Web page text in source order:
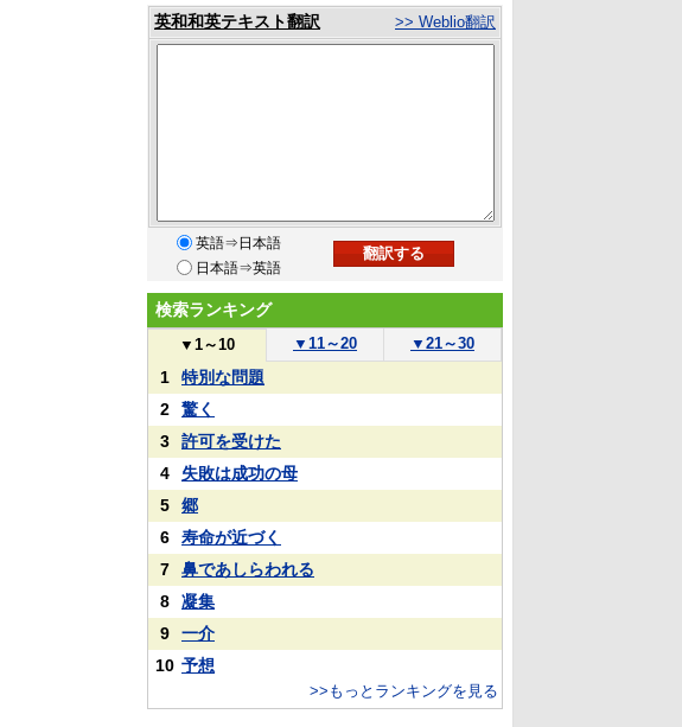
英和和英テキスト翻訳 >> Weblio翻訳
英語⇒日本語
日本語⇒英語
検索ランキング
▼ 1～10 ▼ 11～20 ▼ 21～30
1
特別な問題
2
驚く
3
許可を受けた
4
失敗は成功の母
5
郷
6
寿命が近づく
7
鼻であしらわれる
8
凝集
9
一介
10 予想
>>もっとランキングを見る